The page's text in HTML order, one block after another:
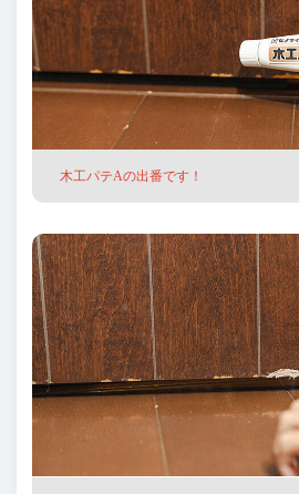
木工パテAの出番です！